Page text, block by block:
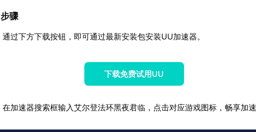
骤
过下方下载按钮，即可通过最新安装包安装UU加速器。
下载免费试用UU
在加速器搜索框输入艾尔登法环黑夜君临，点击对应游戏图标，畅享加